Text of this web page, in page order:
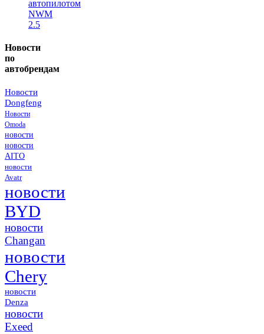
автопилотом
NWM
2.5
Новости
по
автобрендам
Новости
Dongfeng
Новости
Omoda
новости
новости
AITO
новости
Avatr
новости
BYD
новости
Changan
новости
Chery
новости
Denza
новости
Exeed